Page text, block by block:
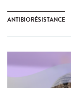
ANTIBIORÉSISTANCE